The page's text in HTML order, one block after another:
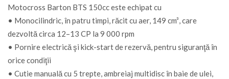
Motocross Barton BTS 150cc este echipat cu
• Monocilindric, în patru timpi, răcit cu aer, 149 cm³, care
dezvoltă circa 12–13 CP la 9 000 rpm
• Pornire electrică şi kick-start de rezervă, pentru siguranţă în
orice condiţii
• Cutie manuală cu 5 trepte, ambreiaj multidisc în baie de ulei,